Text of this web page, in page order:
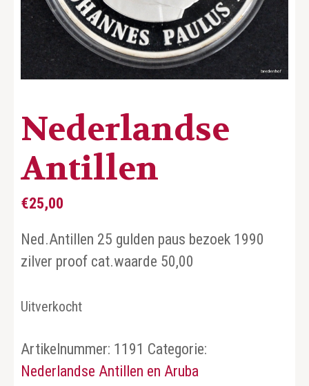
Nederlandse
Antillen
€25,00
Ned.Antillen 25 gulden paus bezoek 1990
zilver proof cat.waarde 50,00
Uitverkocht
Artikelnummer: 1191 Categorie:
Nederlandse Antillen en Aruba